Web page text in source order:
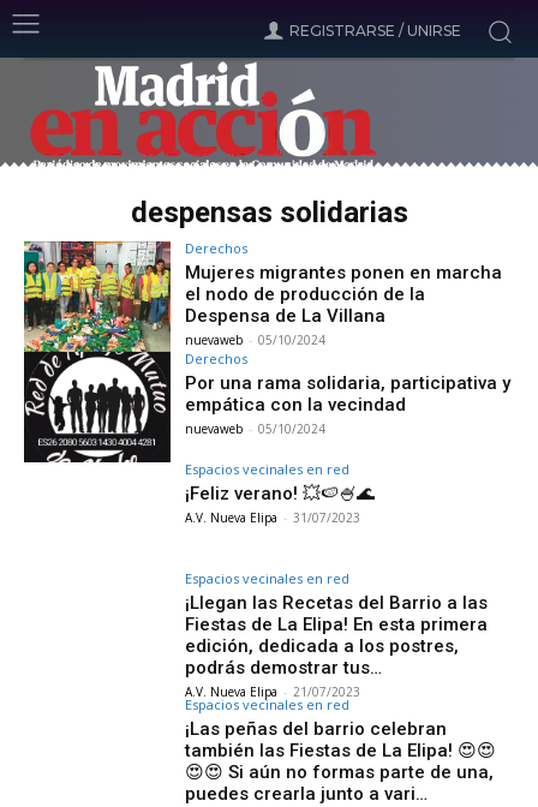
REGISTRARSE / UNIRSE
despensas solidarias
Derechos
Mujeres migrantes ponen en marcha
el nodo de producción de la
Despensa de La Villana
nuevaweb - 05/10/2024
Derechos
Por una rama solidaria, participativa y
empática con la vecindad
nuevaweb - 05/10/2024
Espacios vecinales en red
¡Feliz verano! 💥🍉🍧🌊
A.V. Nueva Elipa - 31/07/2023
Espacios vecinales en red
¡Llegan las Recetas del Barrio a las
Fiestas de La Elipa! En esta primera
edición, dedicada a los postres,
podrás demostrar tus…
A.V. Nueva Elipa - 21/07/2023
Espacios vecinales en red
¡Las peñas del barrio celebran
también las Fiestas de La Elipa! 😍😍
😍😍 Si aún no formas parte de una,
puedes crearla junto a vari…